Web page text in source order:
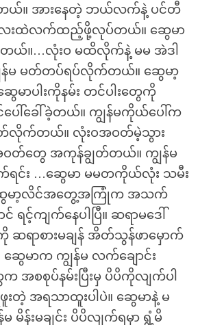
ယ်။ အားနေတဲ့ ဘယ်လက်နဲ့ ပင်တီ
ေးထဲလက်ထည့်ဖို့လုပ်တယ်။ ဆွေမာ
တယ်။…လုံးဝ မထိလိုက်နဲ့ မမ အဲဒါ
မ မတ်တပ်ရပ်လိုက်တယ်။ ဆွေမာ့
ပါးကိုနမ်း တင်ပါးတွေကို
ေါ်ခေါ်ခဲ့တယ်။ ကျွန်မကိုယ်ပေါ်က
လိုက်တယ်။ လုံးဝအဝတ်မဲ့သွား
တ်တွေ အကုန်ချွတ်တယ်။ ကျွန်မ
ရင်း …ဆွေမာ မမတကိုယ်လုံး သမီး
ေမာ့လိင်အတွေ့အကြုံက အသက်
ရင့်ကျက်နေပါပြီ။ ဆရာမဒေါ်
ာစားမချန် အိတ်သွန်ဖာမှောက်
ဆွေမာက ကျွန်မ လက်ချောင်း
က အစစုပ်နမ်းပြီးမှ ပိပိကိုလျက်ပါ
တဲ့ အရသာထူးပါပဲ။ ဆွေမာနဲ့ မ
န်းမချင်း ပိပိလျက်ရမှာ ရွံ့မိ